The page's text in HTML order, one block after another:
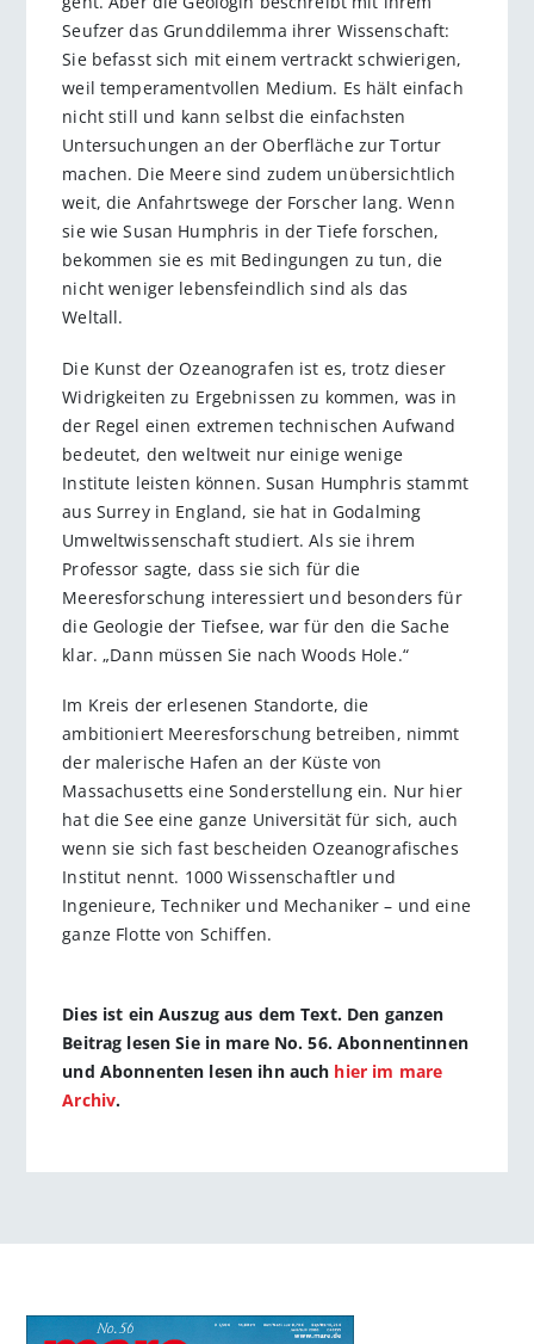
Seufzer das Grunddilemma ihrer Wissenschaft:
Sie befasst sich mit einem vertrackt schwierigen,
weil temperamentvollen Medium. Es hält einfach
nicht still und kann selbst die einfachsten
Untersuchungen an der Oberfläche zur Tortur
machen. Die Meere sind zudem unübersichtlich
weit, die Anfahrtswege der Forscher lang. Wenn
sie wie Susan Humphris in der Tiefe forschen,
bekommen sie es mit Bedingungen zu tun, die
nicht weniger lebensfeindlich sind als das
Weltall.
Die Kunst der Ozeanografen ist es, trotz dieser
Widrigkeiten zu Ergebnissen zu kommen, was in
der Regel einen extremen technischen Aufwand
bedeutet, den weltweit nur einige wenige
Institute leisten können. Susan Humphris stammt
aus Surrey in England, sie hat in Godalming
Umweltwissenschaft studiert. Als sie ihrem
Professor sagte, dass sie sich für die
Meeresforschung interessiert und besonders für
die Geologie der Tiefsee, war für den die Sache
klar. „Dann müssen Sie nach Woods Hole.“
Im Kreis der erlesenen Standorte, die
ambitioniert Meeresforschung betreiben, nimmt
der malerische Hafen an der Küste von
Massachusetts eine Sonderstellung ein. Nur hier
hat die See eine ganze Universität für sich, auch
wenn sie sich fast bescheiden Ozeanografisches
Institut nennt. 1000 Wissenschaftler und
Ingenieure, Techniker und Mechaniker – und eine
ganze Flotte von Schiffen.
Dies ist ein Auszug aus dem Text. Den ganzen
Beitrag lesen Sie in mare No. 56. Abonnentinnen
und Abonnenten lesen ihn auch hier im mare
Archiv.